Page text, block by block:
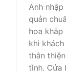
Anh
quản
hoa khắp
khi
thân
tình. Cửa